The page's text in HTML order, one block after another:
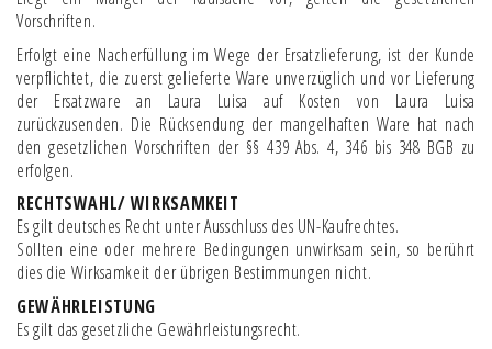
Vorschriften.
Erfolgt eine Nacherfüllung im Wege der Ersatzlieferung, ist der Kunde
verpflichtet, die zuerst gelieferte Ware unverzüglich und vor Lieferung
der Ersatzware an Laura Luisa auf Kosten von Laura Luisa
zurückzusenden. Die Rücksendung der mangelhaften Ware hat nach
den gesetzlichen Vorschriften der §§ 439 Abs. 4, 346 bis 348 BGB zu
erfolgen.
RECHTSWAHL/ WIRKSAMKEIT
Es gilt deutsches Recht unter Ausschluss des UN-Kaufrechtes.
Sollten eine oder mehrere Bedingungen unwirksam sein, so berührt
dies die Wirksamkeit der übrigen Bestimmungen nicht.
GEWÄHRLEISTUNG
Es gilt das gesetzliche Gewährleistungsrecht.